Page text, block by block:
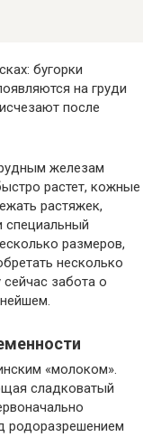
бугорки
на груди
после
железам
растет, кожные
растяжек,
специальный
размеров,
несколько
забота о
«молоком».
сладковатый
родоразрешением